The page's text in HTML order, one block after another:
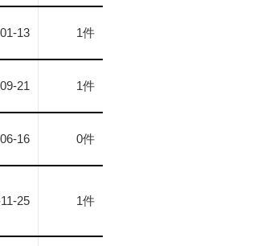
13 1件
21 1件
16 0件
25 1件